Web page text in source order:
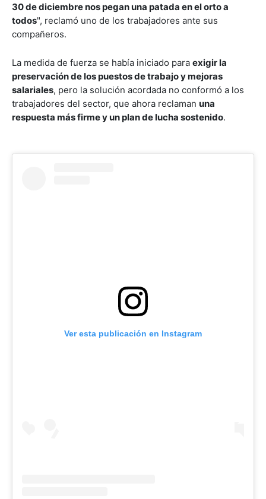
30 de diciembre nos pegan una patada en el orto a
todos", reclamó uno de los trabajadores ante sus
compañeros.
La medida de fuerza se había iniciado para exigir la
preservación de los puestos de trabajo y mejoras
salariales, pero la solución acordada no conformó a los
trabajadores del sector, que ahora reclaman una
respuesta más firme y un plan de lucha sostenido.
Ver esta publicación en Instagram